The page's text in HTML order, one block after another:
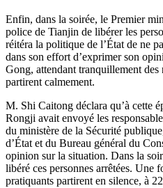
Enfin, dans la soirée, le Premier
police de Tianjin de libérer les
réitéra la politique de l’État de ne
dans son effort d’exprimer son
Gong, attendant tranquillement
partirent calmement.
M. Shi Caitong déclara qu’à cette
Rongji avait envoyé les
du ministère de la Sécurité
d’État et du Bureau général du
opinion sur la situation. Dans la
libéré ces personnes arrêtées. Une
pratiquants partirent en silence, à